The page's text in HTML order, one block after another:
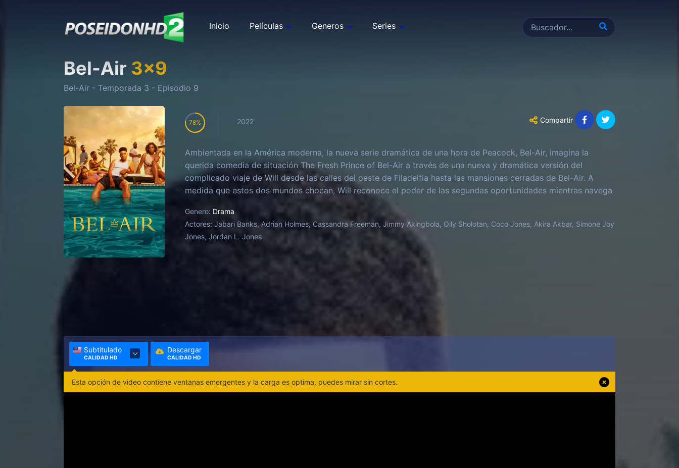
Inicio Películas Generos Series
Bel-Air 3x9
Bel-Air - Temporada 3 - Episodio 9
78 2022 Compartir
‎Ambientada en la América moderna, la nueva serie dramática de una hora de Peacock, Bel-Air, imagina la
querida comedia de situación The Fresh Prince of Bel-Air a través de una nueva y dramática versión del
complicado viaje de Will desde las calles del oeste de Filadelfia hasta las mansiones cerradas de Bel-Air. A
medida que estos dos mundos chocan, Will reconoce el poder de las segundas oportunidades mientras navega
por los conflictos, emociones y prejuicios de un mundo muy diferente del único que ha conocido.‎
Genero: Drama
Actores: Jabari Banks, Adrian Holmes, Cassandra Freeman, Jimmy Akingbola, Olly Sholotan, Coco Jones, Akira Akbar, Simone Joy
Jones, Jordan L. Jones
Subtitulado
CALIDAD HD
Descargar
CALIDAD HD
Esta opción de video contiene ventanas emergentes y la carga es optima, puedes mirar sin cortes.